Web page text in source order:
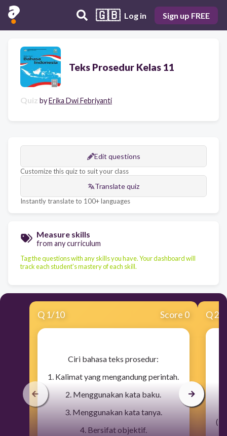
🇬🇧 Log in Sign up FREE
Teks Prosedur Kelas 11
Quiz byErika Dwi Febriyanti
Edit questions
Customize this quiz to suit your class
Translate quiz
Instantly translate to 100+ languages
Measure skills
from any curriculum
Tag the questions with any skills you have. Your dashboard will
track each student's mastery of each skill.
Q 1/10 Score 0
​Ciri bahasa teks prosedur:
1. Kalimat yang mengandung perintah.
2. Menggunakan kata baku.
3. Menggunakan kata tanya.
4. Bersifat objektif.
Q2